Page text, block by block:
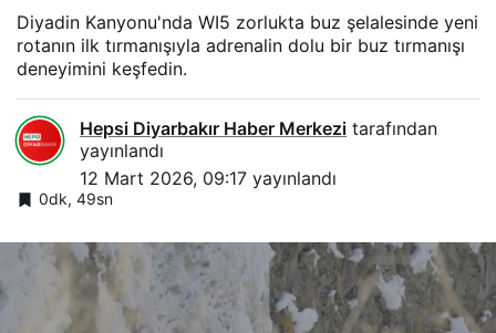
Diyadin Kanyonu'nda WI5 zorlukta buz şelalesinde yeni
rotanın ilk tırmanışıyla adrenalin dolu bir buz tırmanışı
deneyimini keşfedin.
Hepsi Diyarbakır Haber Merkezi tarafından
yayınlandı
12 Mart 2026, 09:17 yayınlandı
0dk, 49sn